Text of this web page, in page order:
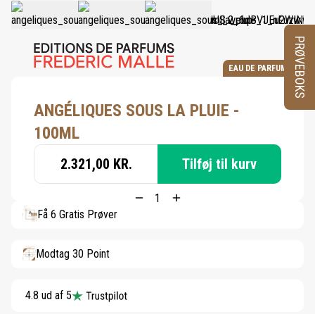
EAU DE PARFUM
ANGÉLIQUES SOUS LA PLUIE -
100ML
2.321,00 KR. Tilføj til kurv
Få 6 Gratis Prøver
Modtag 30 Point
4.8 ud af 5
PRØVEBOKS